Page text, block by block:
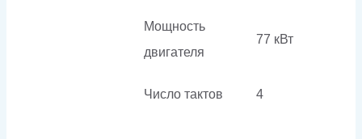
Мощность
двигателя
77 кВт
Число тактов 4